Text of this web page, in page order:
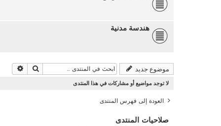
هندسة مدنية
موضوع جديد بحث
لا توجد مواضيع أو مشاركات في هذا المنتدى
العودة إلى فهرس المنتدى
صلاحيات المنتدى